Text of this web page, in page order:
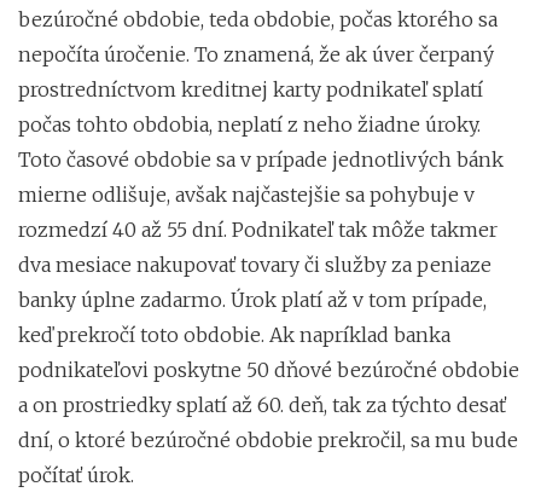
bezúročné obdobie, teda obdobie, počas ktorého sa
nepočíta úročenie. To znamená, že ak úver čerpaný
prostredníctvom kreditnej karty podnikateľ splatí
počas tohto obdobia, neplatí z neho žiadne úroky.
Toto časové obdobie sa v prípade jednotlivých bánk
mierne odlišuje, avšak najčastejšie sa pohybuje v
rozmedzí 40 až 55 dní. Podnikateľ tak môže takmer
dva mesiace nakupovať tovary či služby za peniaze
banky úplne zadarmo. Úrok platí až v tom prípade,
keď prekročí toto obdobie. Ak napríklad banka
podnikateľovi poskytne 50 dňové bezúročné obdobie
a on prostriedky splatí až 60. deň, tak za týchto desať
dní, o ktoré bezúročné obdobie prekročil, sa mu bude
počítať úrok.